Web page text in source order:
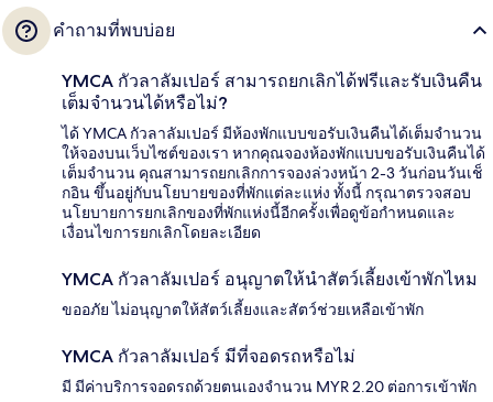
คำถามที่พบบ่อย
YMCA กัวลาลัมเปอร์ สามารถยกเลิกได้ฟรีและรับเงินคืน
เต็มจำนวนได้หรือไม่?
ได้ YMCA กัวลาลัมเปอร์ มีห้องพักแบบขอรับเงินคืนได้เต็มจำนวน
ให้จองบนเว็บไซต์ของเรา หากคุณจองห้องพักแบบขอรับเงินคืนได้
เต็มจำนวน คุณสามารถยกเลิกการจองล่วงหน้า 2-3 วันก่อนวันเช็
กอิน ขึ้นอยู่กับนโยบายของที่พักแต่ละแห่ง ทั้งนี้ กรุณาตรวจสอบ
นโยบายการยกเลิกของที่พักแห่งนี้อีกครั้งเพื่อดูข้อกำหนดและ
เงื่อนไขการยกเลิกโดยละเอียด
YMCA กัวลาลัมเปอร์ อนุญาตให้นำสัตว์เลี้ยงเข้าพักไหม
ขออภัย ไม่อนุญาตให้สัตว์เลี้ยงและสัตว์ช่วยเหลือเข้าพัก
YMCA กัวลาลัมเปอร์ มีที่จอดรถหรือไม่
มี มีค่าบริการจอดรถด้วยตนเองจำนวน MYR 2.20 ต่อการเข้าพัก